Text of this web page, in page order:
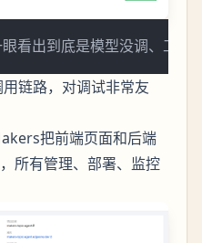
链路，对调试非常友
把前端页面和后端
所有管理、部署、监控